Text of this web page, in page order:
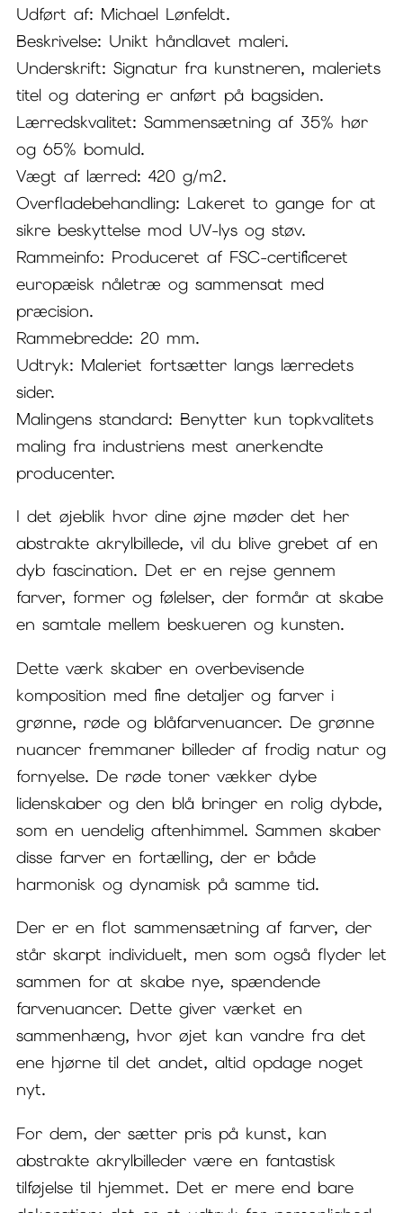
Udført af: Michael Lønfeldt.
Beskrivelse: Unikt håndlavet maleri.
Underskrift: Signatur fra kunstneren, maleriets
titel og datering er anført på bagsiden.
Lærredskvalitet: Sammensætning af 35% hør
og 65% bomuld.
Vægt af lærred: 420 g/m2.
Overfladebehandling: Lakeret to gange for at
sikre beskyttelse mod UV-lys og støv.
Rammeinfo: Produceret af FSC-certificeret
europæisk nåletræ og sammensat med
præcision.
Rammebredde: 20 mm.
Udtryk: Maleriet fortsætter langs lærredets
sider.
Malingens standard: Benytter kun topkvalitets
maling fra industriens mest anerkendte
producenter.
I det øjeblik hvor dine øjne møder det her
abstrakte akrylbillede, vil du blive grebet af en
dyb fascination. Det er en rejse gennem
farver, former og følelser, der formår at skabe
en samtale mellem beskueren og kunsten.
Dette værk skaber en overbevisende
komposition med fine detaljer og farver i
grønne, røde og blåfarvenuancer. De grønne
nuancer fremmaner billeder af frodig natur og
fornyelse. De røde toner vækker dybe
lidenskaber og den blå bringer en rolig dybde,
som en uendelig aftenhimmel. Sammen skaber
disse farver en fortælling, der er både
harmonisk og dynamisk på samme tid.
Der er en flot sammensætning af farver, der
står skarpt individuelt, men som også flyder let
sammen for at skabe nye, spændende
farvenuancer. Dette giver værket en
sammenhæng, hvor øjet kan vandre fra det
ene hjørne til det andet, altid opdage noget
nyt.
For dem, der sætter pris på kunst, kan
abstrakte akrylbilleder være en fantastisk
tilføjelse til hjemmet. Det er mere end bare